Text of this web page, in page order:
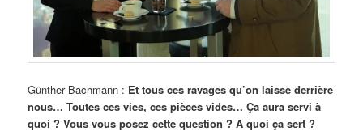
Günther Bachmann : Et tous ces ravages qu’on laisse derrière
nous… Toutes ces vies, ces pièces vides… Ça aura servi à
quoi ? Vous vous posez cette question ? A quoi ça sert ?